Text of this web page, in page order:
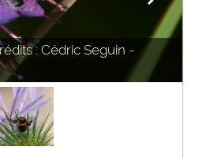
: Cédric Seguin -